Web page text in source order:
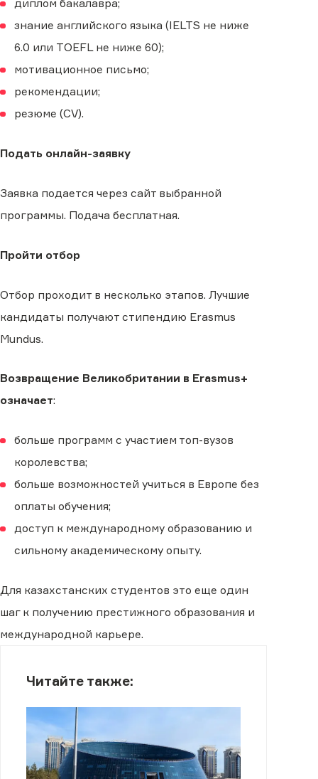
диплом бакалавра;
знание английского языка (IELTS не ниже
6.0 или TOEFL не ниже 60);
мотивационное письмо;
рекомендации;
резюме (CV).
Подать онлайн-заявку
Заявка подается через сайт выбранной
программы. Подача бесплатная.
Пройти отбор
Отбор проходит в несколько этапов. Лучшие
кандидаты получают стипендию Erasmus
Mundus.
Возвращение Великобритании в Erasmus+
означает:
больше программ с участием топ-вузов
королевства;
больше возможностей учиться в Европе без
оплаты обучения;
доступ к международному образованию и
сильному академическому опыту.
Для казахстанских студентов это еще один
шаг к получению престижного образования и
международной карьере.
Читайте также: